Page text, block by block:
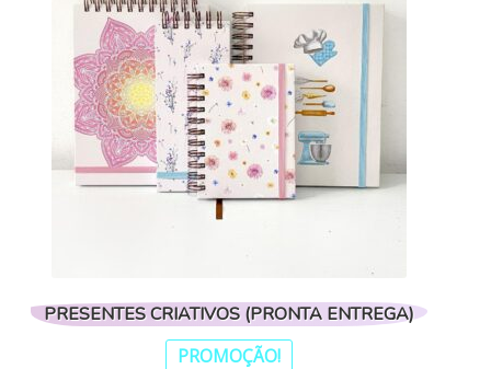
PRESENTES CRIATIVOS (PRONTA ENTREGA)
PROMOÇÃO!